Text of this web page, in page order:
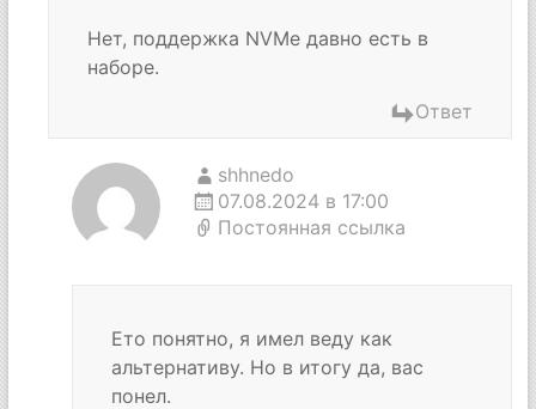
Нет, поддержка NVMe давно есть в
наборе.
Ответ
shhnedo
07.08.2024 в 17:00
Постоянная ссылка
Ето понятно, я имел веду как
альтернативу. Но в итогу да, вас
понел.